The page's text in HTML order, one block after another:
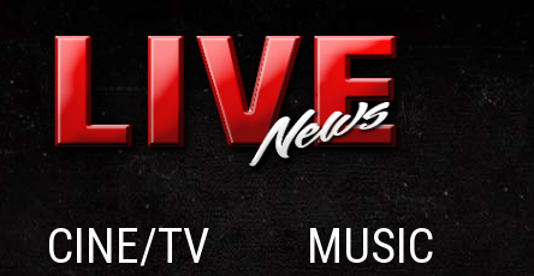
CINE/TV MUSIC